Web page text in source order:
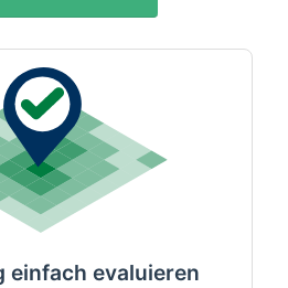
einfach evaluieren